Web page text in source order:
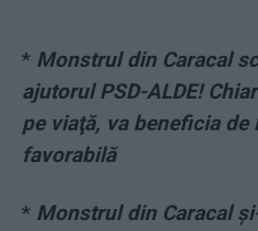
* Monstrul din Caracal
ajutorul PSD-ALDE!
pe viaţă, va beneficia de
favorabilă
* Monstrul din Caracal